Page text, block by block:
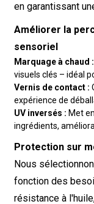
en garantissant
Améliorer la
sensoriel
Marquage à chaud :
visuels clés – idéal
Vernis de contact :
expérience de
UV inversés : Met
ingrédients,
Protection sur
Nous
fonction des
résistance à